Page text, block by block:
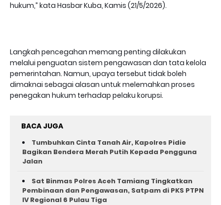
hukum,” kata Hasbar Kuba, Kamis (21/5/2026).
Langkah pencegahan memang penting dilakukan
melalui penguatan sistem pengawasan dan tata kelola
pemerintahan. Namun, upaya tersebut tidak boleh
dimaknai sebagai alasan untuk melemahkan proses
penegakan hukum terhadap pelaku korupsi.
BACA JUGA
Tumbuhkan Cinta Tanah Air, Kapolres Pidie
Bagikan Bendera Merah Putih Kepada Pengguna
Jalan ‎
Sat Binmas Polres Aceh Tamiang Tingkatkan
Pembinaan dan Pengawasan, Satpam di PKS PTPN
IV Regional 6 Pulau Tiga